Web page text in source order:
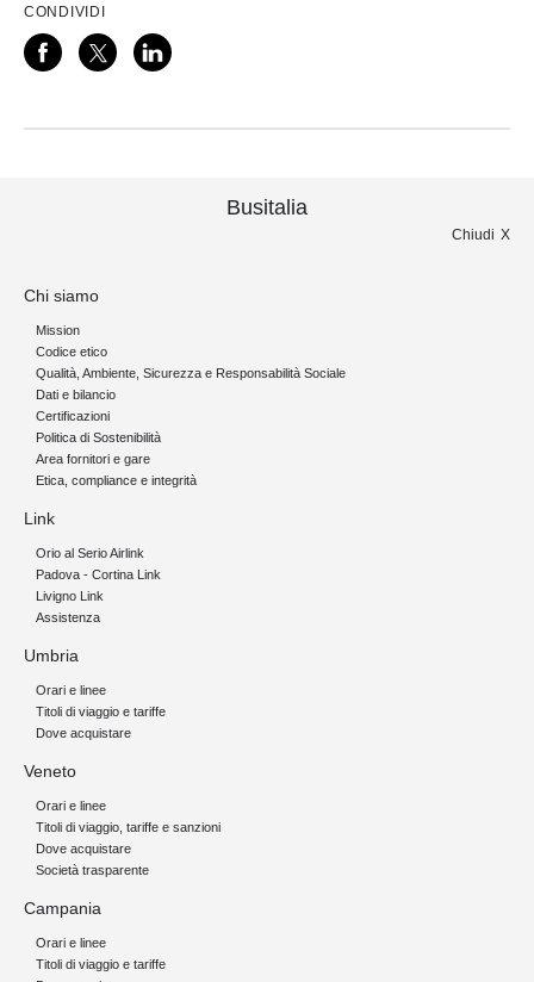
CONDIVIDI
Busitalia
Chiudi
Chi siamo
Mission
Codice etico
Qualità, Ambiente, Sicurezza e Responsabilità Sociale
Dati e bilancio
Certificazioni
Politica di Sostenibilità
Area fornitori e gare
Etica, compliance e integrità
Link
Orio al Serio Airlink
Padova - Cortina Link
Livigno Link
Assistenza
Umbria
Orari e linee
Titoli di viaggio e tariffe
Dove acquistare
Veneto
Orari e linee
Titoli di viaggio, tariffe e sanzioni
Dove acquistare
Società trasparente
Campania
Orari e linee
Titoli di viaggio e tariffe